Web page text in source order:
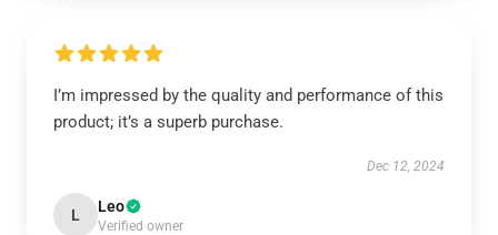
I’m impressed by the quality and performance of this
product; it’s a superb purchase.
Dec 12, 2024
L Leo
Verified owner